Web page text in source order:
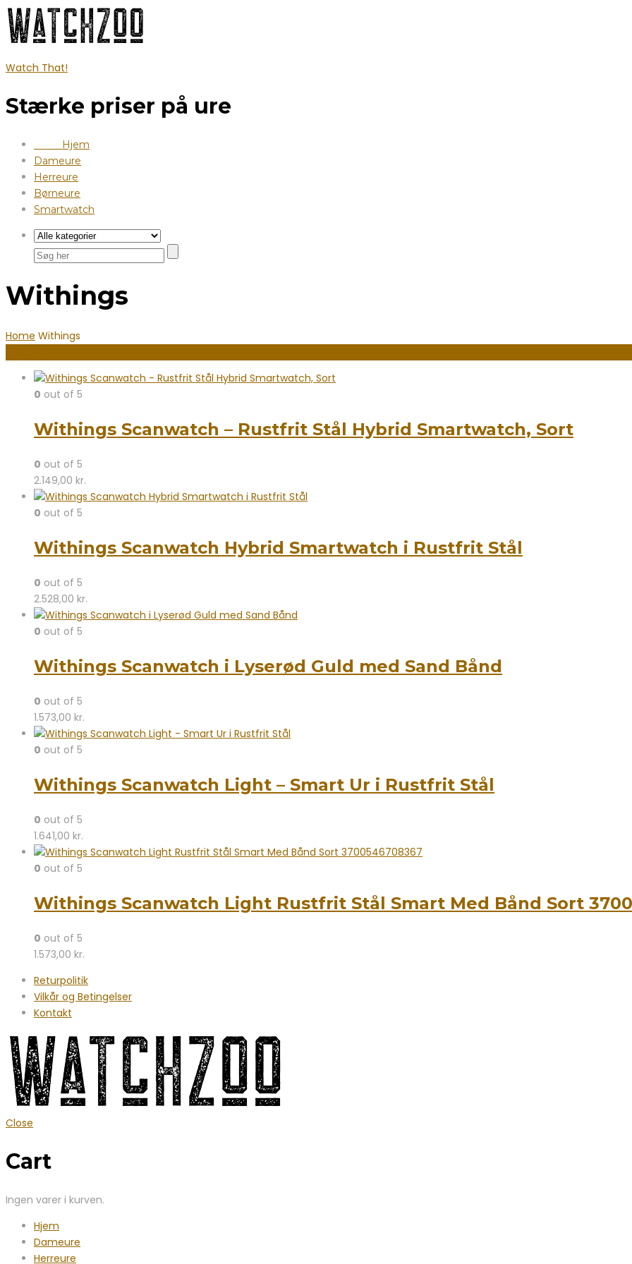
Watch That!
Stærke priser på ure
Hjem
Dameure
Herreure
Børneure
Smartwatch
Withings
Home Withings
0 out of 5
Withings Scanwatch – Rustfrit Stål Hybrid Smartwatch, Sort
0 out of 5
2.149,00 kr.
0 out of 5
Withings Scanwatch Hybrid Smartwatch i Rustfrit Stål
0 out of 5
2.528,00 kr.
0 out of 5
Withings Scanwatch i Lyserød Guld med Sand Bånd
0 out of 5
1.573,00 kr.
0 out of 5
Withings Scanwatch Light – Smart Ur i Rustfrit Stål
0 out of 5
1.641,00 kr.
0 out of 5
Withings Scanwatch Light Rustfrit Stål Smart Med Bånd Sort
0 out of 5
1.573,00 kr.
Returpolitik
Vilkår og Betingelser
Kontakt
Close
Cart
Ingen varer i kurven.
Hjem
Dameure
Herreure